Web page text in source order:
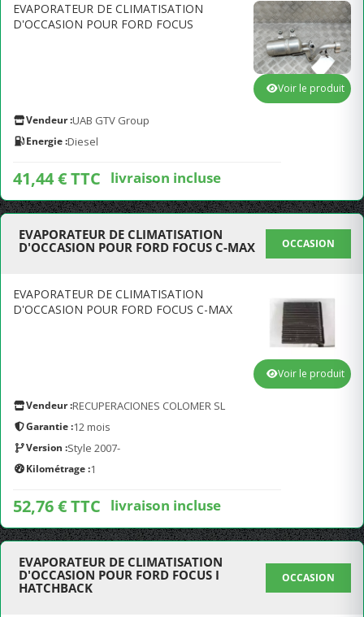
EVAPORATEUR DE CLIMATISATION
D'OCCASION POUR FORD FOCUS
Vendeur :UAB GTV Group
Energie :Diesel
41,44 € TTC livraison incluse
Voir le produit
EVAPORATEUR DE CLIMATISATION
D'OCCASION POUR FORD FOCUS C-MAX
OCCASION
EVAPORATEUR DE CLIMATISATION
D'OCCASION POUR FORD FOCUS C-MAX
Vendeur :RECUPERACIONES COLOMER SL
Garantie :12 mois
Version :Style 2007-
Kilométrage :1
52,76 € TTC livraison incluse
Voir le produit
EVAPORATEUR DE CLIMATISATION
D'OCCASION POUR FORD FOCUS I
HATCHBACK
OCCASION